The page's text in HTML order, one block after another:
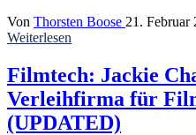
Von Thorsten Boose 21. Februar
Weiterlesen
Filmtech: Jackie
Verleihfirma für
(UPDATED)